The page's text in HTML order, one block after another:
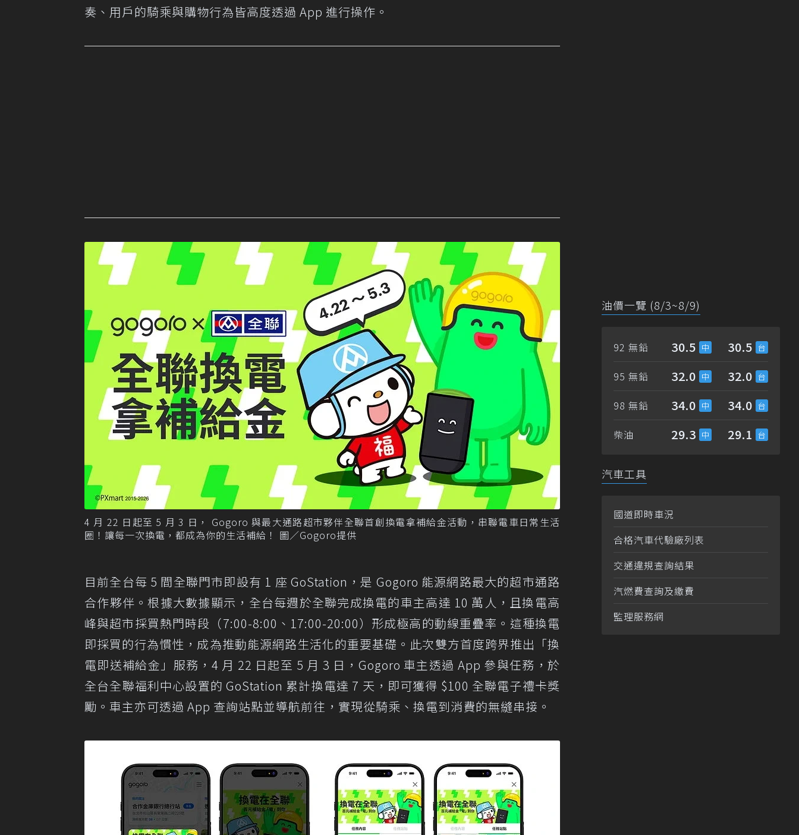
奏、用戶的騎乘與購物行為皆高度透過 App 進行操作。
4 月 22 日起至 5 月 3 日， Gogoro 與最大通路超市夥伴全聯首創換電拿補給金活動，串聯電車日常生活
圈！讓每一次換電，都成為你的生活補給！ 圖／Gogoro提供
目前全台每 5 間全聯門市即設有 1 座 GoStation，是 Gogoro 能源網路最大的超市通路
合作夥伴。根據大數據顯示，全台每週於全聯完成換電的車主高達 10 萬人，且換電高
峰與超市採買熱門時段（7:00-8:00、17:00-20:00）形成極高的動線重疊率。這種換電
即採買的行為慣性，成為推動能源網路生活化的重要基礎。此次雙方首度跨界推出「換
電即送補給金」服務，4 月 22 日起至 5 月 3 日，Gogoro 車主透過 App 參與任務，於
全台全聯福利中心設置的 GoStation 累計換電達 7 天，即可獲得 $100 全聯電子禮卡獎
勵。車主亦可透過 App 查詢站點並導航前往，實現從騎乘、換電到消費的無縫串接。
油價一覽 (8/3~8/9)
92 無鉛 30.5 30.5
95 無鉛 32.0 32.0
98 無鉛 34.0 34.0
柴油 29.3 29.1
汽車工具
國道即時車況
合格汽車代驗廠列表
交通違規查詢結果
汽燃費查詢及繳費
監理服務網